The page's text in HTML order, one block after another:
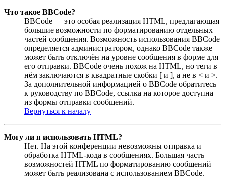
Что такое BBCode?
BBCode — это особая реализация HTML, предлагающая
большие возможности по форматированию отдельных
частей сообщения. Возможность использования BBCode
определяется администратором, однако BBCode также
может быть отключён на уровне сообщения в форме для
его отправки. BBCode очень похож на HTML, но теги в
нём заключаются в квадратные скобки [ и ], а не в < и >.
За дополнительной информацией о BBCode обратитесь
к руководству по BBCode, ссылка на которое доступна
из формы отправки сообщений.
Вернуться к началу
Могу ли я использовать HTML?
Нет. На этой конференции невозможны отправка и
обработка HTML-кода в сообщениях. Большая часть
возможностей HTML по форматированию сообщений
может быть реализована с использованием BBCode.